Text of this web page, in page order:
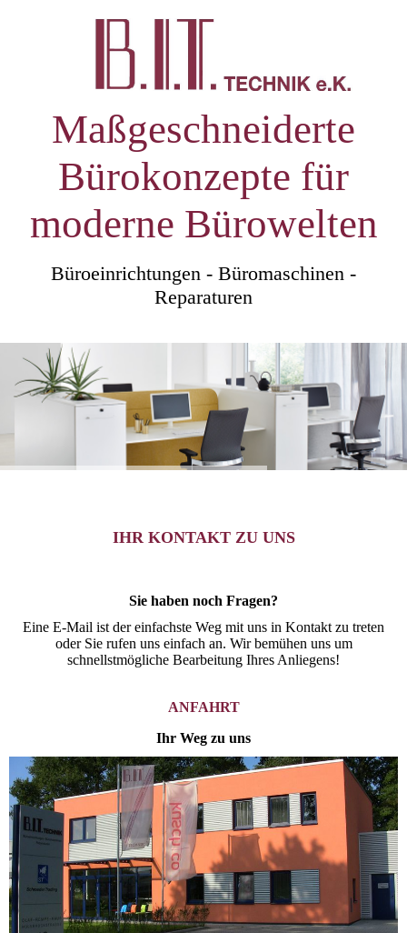
Maßgeschneiderte
Bürokonzepte für
moderne Bürowelten
Büroeinrichtungen - Büromaschinen -
Reparaturen
IHR KONTAKT ZU UNS
Sie haben noch Fragen?
Eine E-Mail ist der einfachste Weg mit uns in Kontakt zu treten
oder Sie rufen uns einfach an. Wir bemühen uns um
schnellstmögliche Bearbeitung Ihres Anliegens!
ANFAHRT
Ihr Weg zu uns